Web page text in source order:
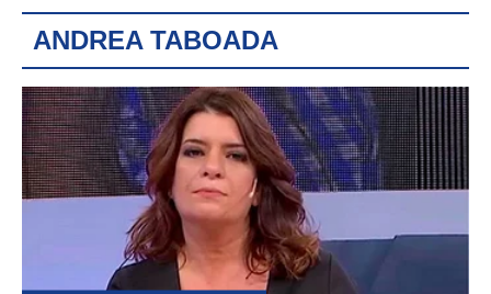
ANDREA TABOADA